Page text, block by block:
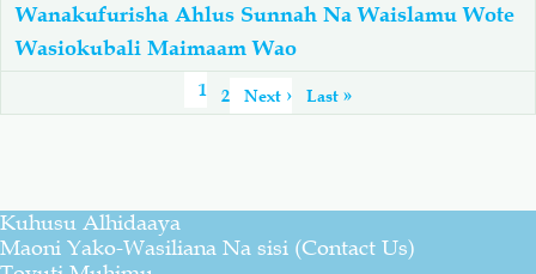
Wanakufurisha Ahlus Sunnah Na Waislamu Wote
Wasiokubali Maimaam Wao
Page
1 Page
2
Next
page
Next ›
Last
page
Last »
Kuhusu Alhidaaya
Maoni Yako-Wasiliana Na sisi (Contact Us)